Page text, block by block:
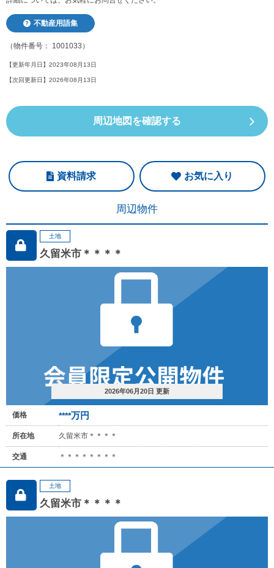
不動産用語集
（物件番号： 1001033）
【更新年月日】2023年08月13日
【次回更新日】2026年08月13日
周辺地図を確認する
資料請求 お気に入り
周辺物件
土地
久留米市＊＊＊＊
2026年06月20日 更新
価格 ****万円
所在地 久留米市＊＊＊＊
交通 ＊＊＊＊＊＊＊＊
土地
久留米市＊＊＊＊